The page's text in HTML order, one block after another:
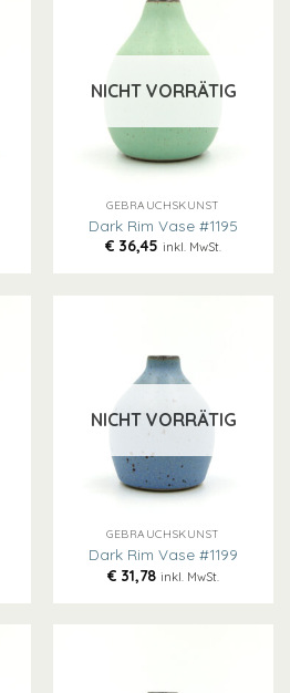
NICHT VORRÄTIG
GEBRAUCHSKUNST
Dark Rim Vase #1195
€ 36,45 inkl. MwSt.
NICHT VORRÄTIG
GEBRAUCHSKUNST
Dark Rim Vase #1199
€ 31,78 inkl. MwSt.